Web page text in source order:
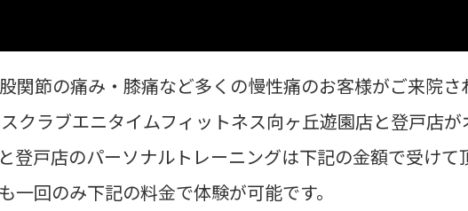
関節の痛み・膝痛など多くの慢性痛のお客様がご来院さ
クラブエニタイムフィットネス向ヶ丘遊園店と登戸店
戸店のパーソナルトレーニングは下記の金額で受けて
回のみ下記の料金で体験が可能です。